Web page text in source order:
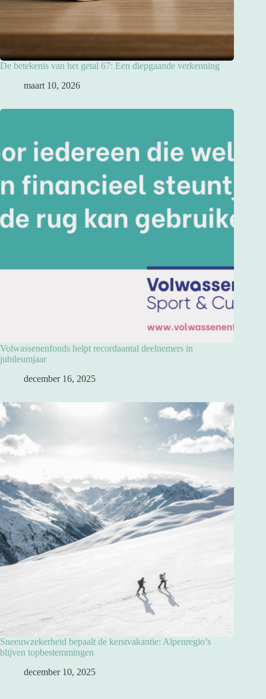
De betekenis van het getal 67: Een diepgaande verkenning
maart 10, 2026
Volwassenenfonds helpt recordaantal deelnemers in
jubileumjaar
december 16, 2025
Sneeuwzekerheid bepaalt de kerstvakantie: Alpenregio’s
blijven topbestemmingen
december 10, 2025